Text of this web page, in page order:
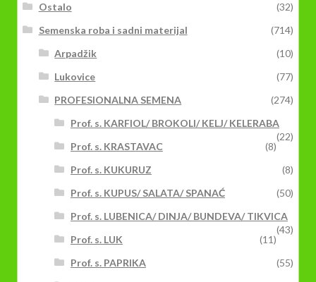
Ostalo
(32)
Semenska roba i sadni materijal
(714)
Arpadžik
(10)
Lukovice
(77)
PROFESIONALNA SEMENA
(274)
Prof. s. KARFIOL/ BROKOLI/ KELJ/ KELERABA
(22)
Prof. s. KRASTAVAC
(8)
Prof. s. KUKURUZ
(8)
Prof. s. KUPUS/ SALATA/ SPANAĆ
(50)
Prof. s. LUBENICA/ DINJA/ BUNDEVA/ TIKVICA
(43)
Prof. s. LUK
(11)
Prof. s. PAPRIKA
(55)